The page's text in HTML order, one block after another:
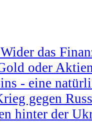
das
oder
- eine
gegen
hinter der